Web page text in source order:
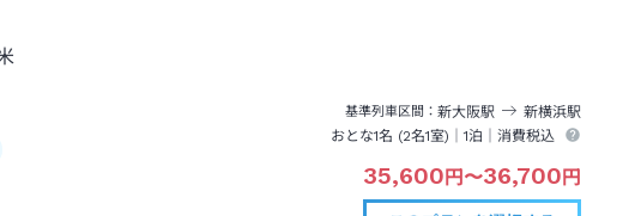
基準列車区間 新大阪駅 新横浜駅
おとな1名 (2名1室)｜1泊 ｜消費税込
35,600円〜36,700円